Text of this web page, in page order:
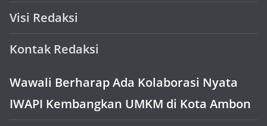
Visi Redaksi
Kontak Redaksi
Wawali Berharap Ada Kolaborasi Nyata
IWAPI Kembangkan UMKM di Kota Ambon